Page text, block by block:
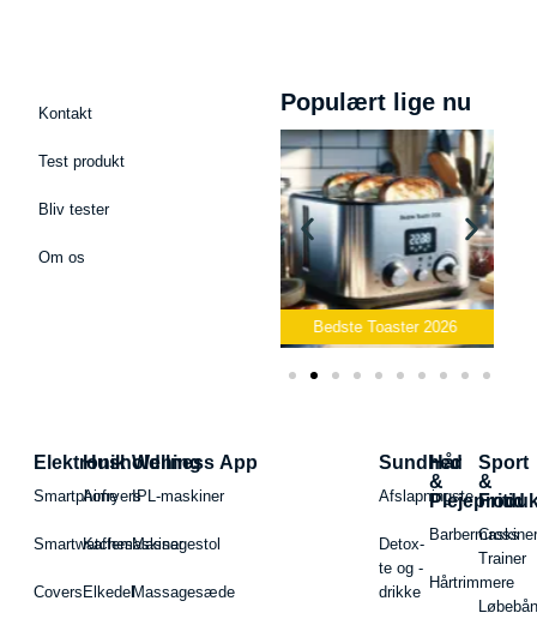
Kontakt
Test produkt
Bliv tester
Om os
Populært lige nu
Bedste Elkedel 2026
Elektronik
Smartphone
Smartwatches
Covers
Husholdning
Airfryers
Kaffemaskiner
Elkedel
Wellness App
IPL-maskiner
Massagestol
Massagesæde
Sundhed
Afslapningste
Detox-
te og -
drikke
Hår
&
Hårtrimmere
Sport
&
Fritid
Cross
Trainer